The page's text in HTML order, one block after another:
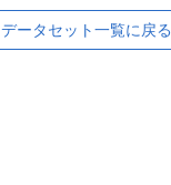
データセット一覧に戻る